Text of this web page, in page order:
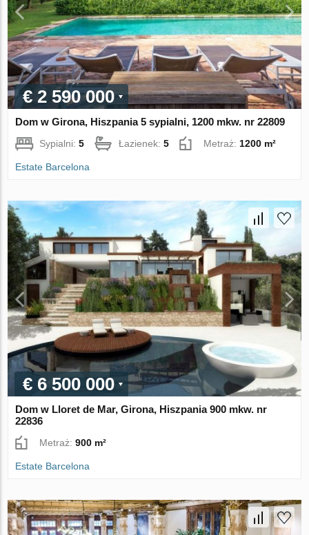
€ 2 590 000
Dom w Girona, Hiszpania 5 sypialni, 1200 mkw. nr 22809
Sypialni:5 Łazienek:5 Metraż: 1200 m²
Estate Barcelona
€ 6 500 000
Dom w Lloret de Mar, Girona, Hiszpania 900 mkw. nr
22836
Metraż:900 m²
Estate Barcelona